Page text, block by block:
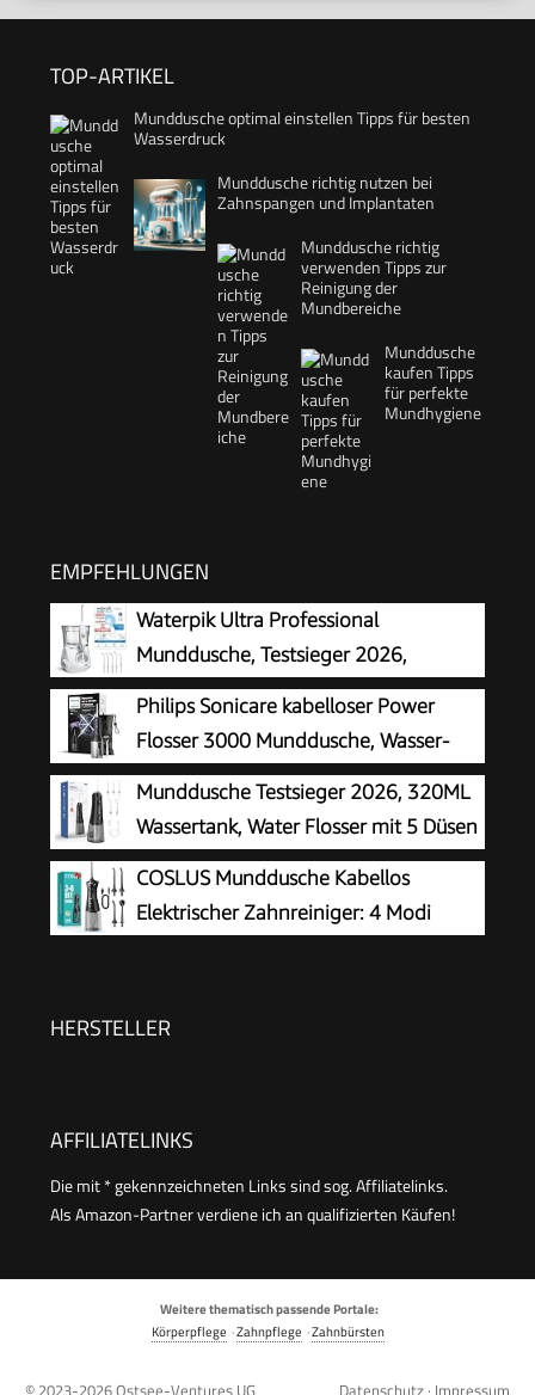
TOP-ARTIKEL
Munddusche optimal einstellen Tipps für besten
Wasserdruck
Munddusche richtig nutzen bei
Zahnspangen und Implantaten
Munddusche richtig
verwenden Tipps zur
Reinigung der
Mundbereiche
Munddusche
kaufen Tipps
für perfekte
Mundhygiene
EMPFEHLUNGEN
Waterpik Ultra Professional
Munddusche, Testsieger 2026,
Precision Pulse Technology, TÜV
Siegel, bis zu 99,9 Prozent Plaque Entfernung,
6x Aufsätze, 10x individuelle Modi, integrierter
Timer, weiß
Philips Sonicare kabelloser Power
Flosser 3000 Munddusche, Wasser-
Flosser für Zähne, Zahnfleisch und
Zahnpflege, in schwarz (Modell HX3826/33)
Munddusche Testsieger 2026, 320ML
Wassertank, Water Flosser mit 5 Düsen
und 4 Modi, IPX7 Wasserdicht,USB-C-
Ladung, Oral Irrigator für Oral Health
Enthusiasten Tägliche und Reisen(Schwarz)
COSLUS Munddusche Kabellos
Elektrischer Zahnreiniger: 4 Modi
Tage Akkulaufzeit Zahnzwischenraumreiniger
HERSTELLER
AFFILIATELINKS
Die mit * gekennzeichneten Links sind sog. Affiliatelinks.
Als Amazon-Partner verdiene ich an qualifizierten Käufen!
Weitere thematisch passende Portale:
Körperpflege ·Zahnpflege ·Zahnbürsten
© 2023-2026Ostsee-Ventures UG Datenschutz · Impressum